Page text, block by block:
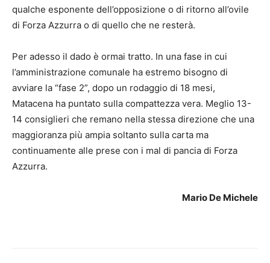
qualche esponente dell’opposizione o di ritorno all’ovile
di Forza Azzurra o di quello che ne resterà.
Per adesso il dado è ormai tratto. In una fase in cui
l’amministrazione comunale ha estremo bisogno di
avviare la “fase 2”, dopo un rodaggio di 18 mesi,
Matacena ha puntato sulla compattezza vera. Meglio 13-
14 consiglieri che remano nella stessa direzione che una
maggioranza più ampia soltanto sulla carta ma
continuamente alle prese con i mal di pancia di Forza
Azzurra.
Mario De Michele